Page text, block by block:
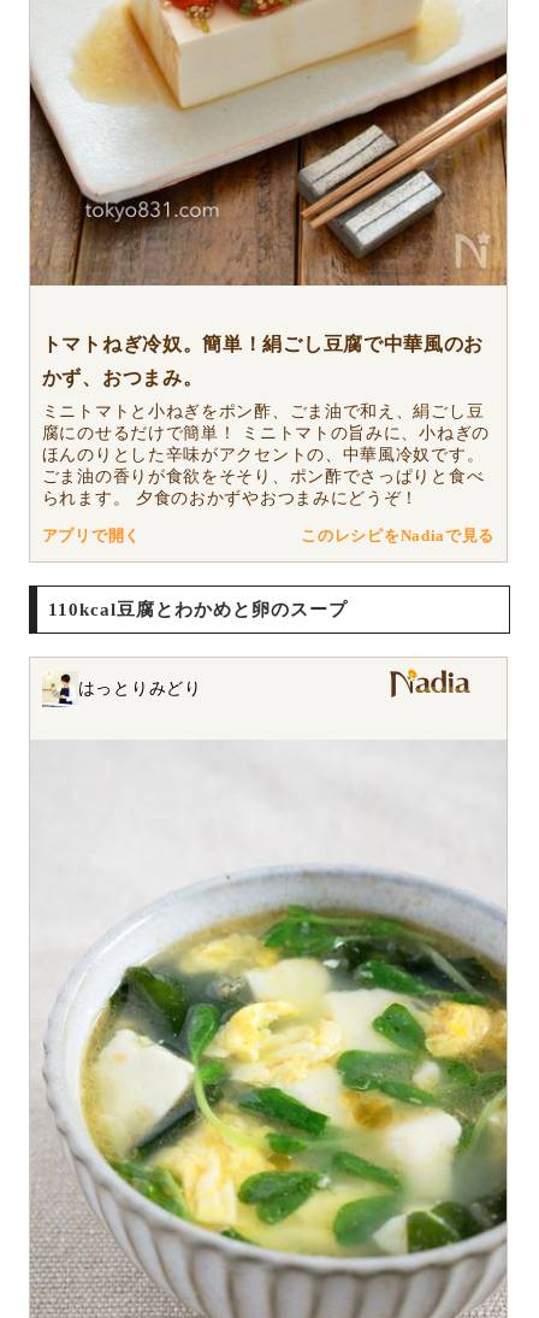
トマトねぎ冷奴。簡単！絹ごし豆腐で中華風のお
かず、おつまみ。
ミニトマトと小ねぎをポン酢、ごま油で和え、絹ごし豆
腐にのせるだけで簡単！ ミニトマトの旨みに、小ねぎの
ほんのりとした辛味がアクセントの、中華風冷奴です。
ごま油の香りが食欲をそそり、ポン酢でさっぱりと食べ
られます。 夕食のおかずやおつまみにどうぞ！
アプリで開く このレシピをNadiaで見る
110kcal豆腐とわかめと卵のスープ
はっとりみどり